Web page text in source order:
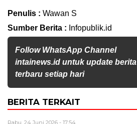
Penulis : Wawan S
Sumber Berita : Infopublik.id
Follow WhatsApp Channel
intainews.id untuk update berita
terbaru setiap hari
BERITA TERKAIT